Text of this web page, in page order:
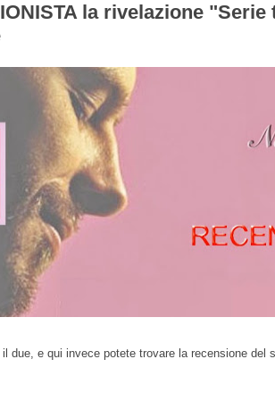
la rivelazione
due, e qui invece potete trovare la recensione del